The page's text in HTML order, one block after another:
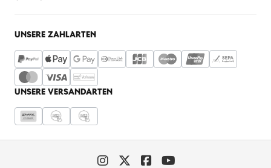
UNSERE ZAHLARTEN
UNSERE VERSANDARTEN